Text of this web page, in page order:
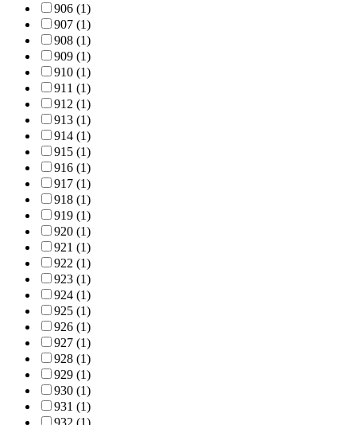
906 (1)
907 (1)
908 (1)
909 (1)
910 (1)
911 (1)
912 (1)
913 (1)
914 (1)
915 (1)
916 (1)
917 (1)
918 (1)
919 (1)
920 (1)
921 (1)
922 (1)
923 (1)
924 (1)
925 (1)
926 (1)
927 (1)
928 (1)
929 (1)
930 (1)
931 (1)
932 (1)